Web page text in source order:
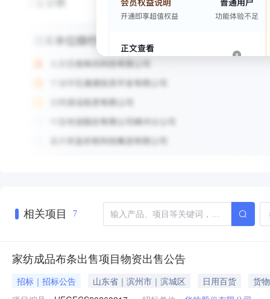
相关项目 7
家纺成品布条出售项目物资出售公告
招标｜招标公告 山东省｜滨州市｜滨城区 日用百货
货物